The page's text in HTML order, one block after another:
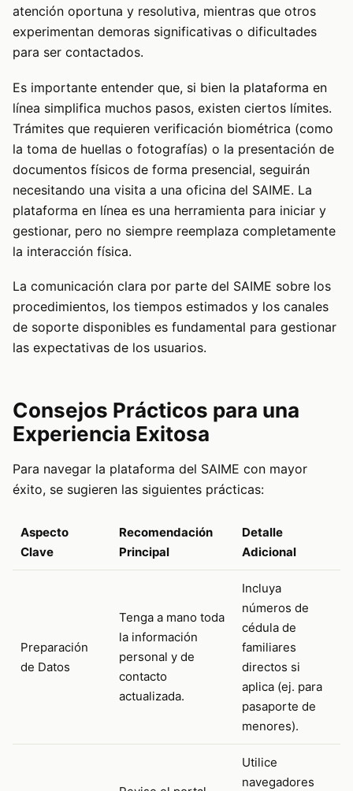
atención oportuna y resolutiva, mientras que otros
experimentan demoras significativas o dificultades
para ser contactados.
Es importante entender que, si bien la plataforma en
línea simplifica muchos pasos, existen ciertos límites.
Trámites que requieren verificación biométrica (como
la toma de huellas o fotografías) o la presentación de
documentos físicos de forma presencial, seguirán
necesitando una visita a una oficina del SAIME. La
plataforma en línea es una herramienta para iniciar y
gestionar, pero no siempre reemplaza completamente
la interacción física.
La comunicación clara por parte del SAIME sobre los
procedimientos, los tiempos estimados y los canales
de soporte disponibles es fundamental para gestionar
las expectativas de los usuarios.
Consejos Prácticos para una
Experiencia Exitosa
Para navegar la plataforma del SAIME con mayor
éxito, se sugieren las siguientes prácticas:
Aspecto
Clave
Recomendación
Principal
Detalle
Adicional
Preparación
de Datos
Tenga a mano toda
la información
personal y de
contacto
actualizada.
Incluya
números de
cédula de
familiares
directos si
aplica (ej. para
pasaporte de
menores).
Utilice
navegadores